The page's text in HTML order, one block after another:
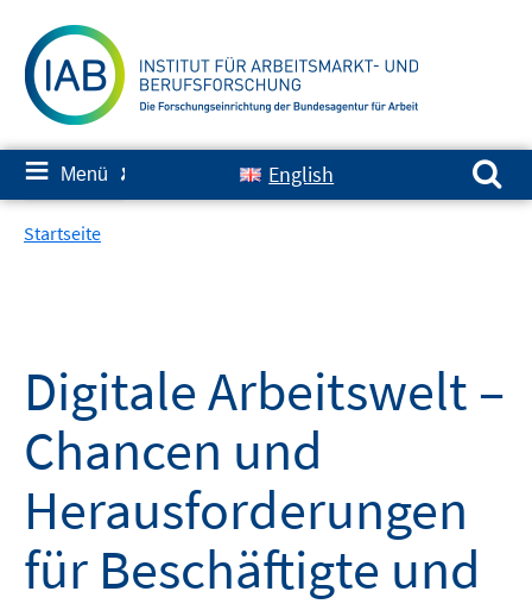
zum
Inhalt
≡ Menü ✘ English
Suchen nach:
Startseite
Digitale Arbeitswelt –
Chancen und
Herausforderungen
für Beschäftigte und